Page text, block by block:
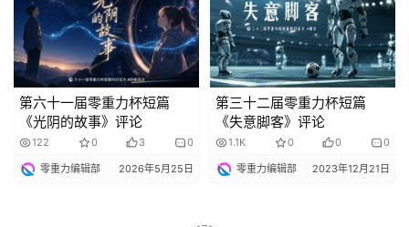
第六十一届零重力杯短篇
《光阴的故事》评论
122 0 3 0
零重力编辑部 2026年5月25日
第三十二届零重力杯短篇
《失意脚客》评论
1.1K 0 0 0
零重力编辑部 2023年12月21日